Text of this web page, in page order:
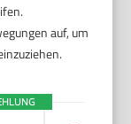
auf, um